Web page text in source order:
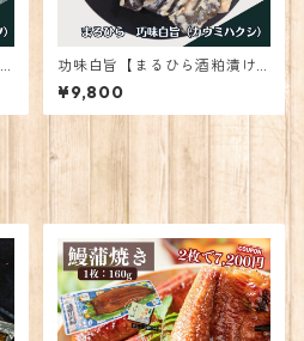
功味白旨【まるひら酒粕漬け2
点ギフト】
¥9,800